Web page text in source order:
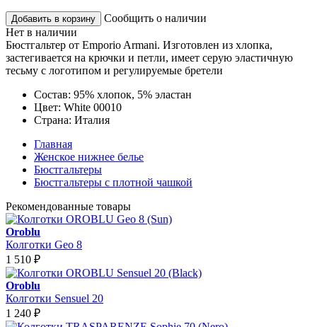
Добавить в корзину
Сообщить о наличии
Нет в наличии
Бюстгальтер от Emporio Armani. Изготовлен из хлопка,
застегивается на крючки и петли, имеет серую эластичную
тесьму с логотипом и регулируемые бретели
Состав: 95% хлопок, 5% эластан
Цвет: White 00010
Страна: Италия
Главная
Женское нижнее белье
Бюстгальтеры
Бюстгальтеры с плотной чашкой
Рекомендованные товары
Oroblu
Колготки Geo 8
1 510 ₽
Oroblu
Колготки Sensuel 20
1 240 ₽